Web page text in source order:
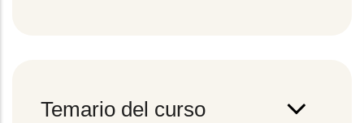
Temario del curso